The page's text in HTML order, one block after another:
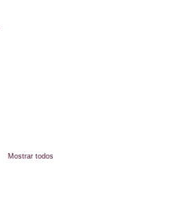
Mostrar todos